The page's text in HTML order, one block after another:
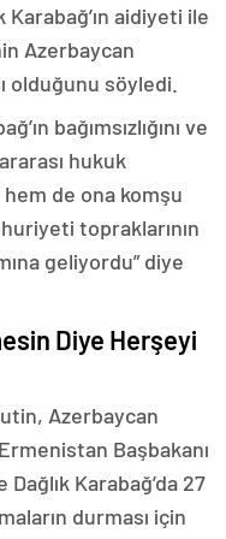
Karabağ’ın aidiyeti ile
Azerbaycan
olduğunu söyledi.
bağımsızlığını ve
hukuk
hem de ona komşu
topraklarının
geliyordu” diye
Diye Herşeyi
Azerbaycan
Başbakanı
Karabağ’da 27
durması için